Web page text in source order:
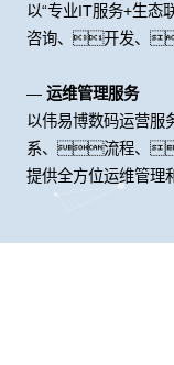
以“专业IT服务+生
咨询、开发、
— 运维管理服务
以伟易博数码运营
系、流程、
提供全方位运维管理